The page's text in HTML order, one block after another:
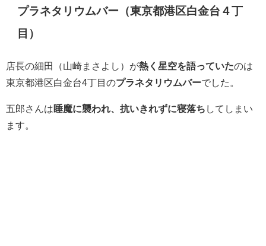
プラネタリウムバー（東京都港区白金台４丁
目）
店長の細田（山崎まさよし）が熱く星空を語っていたのは
東京都港区白金台4丁目のプラネタリウムバーでした。
五郎さんは睡魔に襲われ、抗いきれずに寝落ち してしまい
ます。